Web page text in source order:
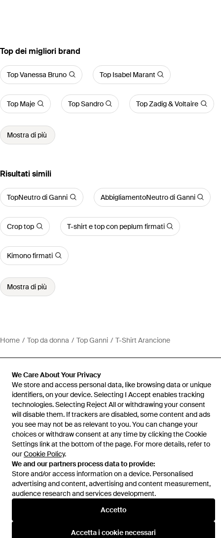
We Care About Your Privacy
We store and access personal data, like browsing data or unique
identifiers, on your device. Selecting I Accept enables tracking
technologies. Selecting Reject All or withdrawing your consent
will disable them. If trackers are disabled, some content and ads
you see may not be as relevant to you. You can change your
choices or withdraw consent at any time by clicking the Cookie
Settings link at the bottom of the page. For more details, refer to
ourCookie Policy.
We and our partners process data to provide:
Store and/or access information on a device. Personalised
advertising and content, advertising and content measurement,
audience research and services development.
Accetto
Accetta i cookie necessari
‪Top‬ dei migliori brand
Top Vanessa Bruno Top Isabel Marant
Top Maje Top Sandro Top Zadig & Voltaire
Mostra di più
Risultati simili
TopNeutro di Ganni AbbigliamentoNeutro di Ganni
Crop top T-shirt e top con peplum firmati
Kimono firmati
Mostra di più
Home Top da donna Top Ganni T-Shirt Arancione
Assistenza e info